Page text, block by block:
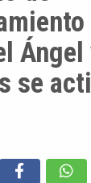
Ángel
se